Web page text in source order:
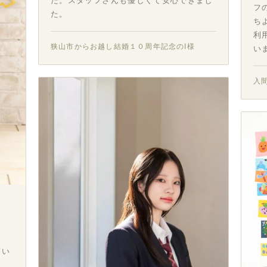
た。
狭山市からお越し結婚１０周年記念のI様
フ
ち
利
い
入